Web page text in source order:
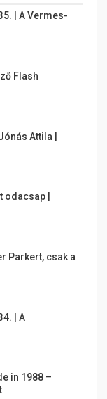
| A Vermes-
Flash
Attila |
|
Parkert, csak a
| A
in 1988 –